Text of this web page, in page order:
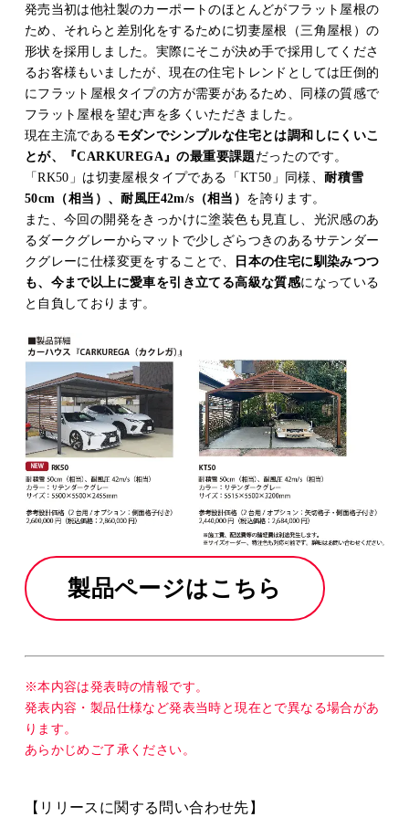
発売当初は他社製のカーポートのほとんどがフラット屋根の
ため、それらと差別化をするために切妻屋根（三角屋根）の
形状を採用しました。実際にそこが決め手で採用してくださ
るお客様もいましたが、現在の住宅トレンドとしては圧倒的
にフラット屋根タイプの方が需要があるため、同様の質感で
フラット屋根を望む声を多くいただきました。
現在主流である モダンでシンプルな住宅とは調和しにくいこ
とが、『CARKUREGA』の最重要課題 だったのです。
「RK50」は切妻屋根タイプである「KT50」同様、耐積雪
50cm（相当）、耐風圧42m/s（相当） を誇ります。
また、今回の開発をきっかけに塗装色も見直し、光沢感のあ
るダークグレーからマットで少しざらつきのあるサテンダー
クグレーに仕様変更をすることで、
日本の住宅に馴染みつつ
も、今まで以上に愛車を引き立てる高級な質感になっている
と自負しております。
製品ページはこちら
※本内容は発表時の情報です。
発表内容・製品仕様など発表当時と現在とで異なる場合があ
ります。
あらかじめご了承ください。
【リリースに関する問い合わせ先】